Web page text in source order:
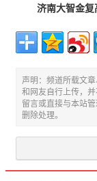
济南大智金复
声明：频道所载文
和网友自行上传，
留言或直接与本站
删除处理。